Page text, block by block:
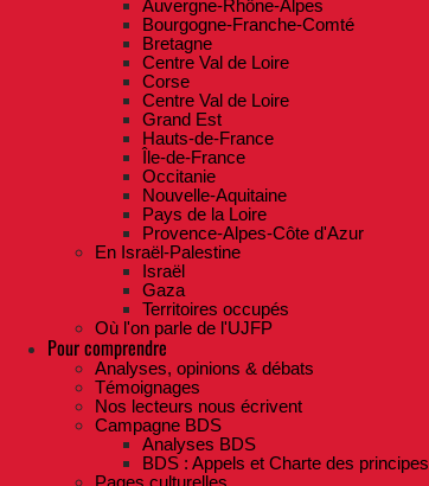
Auvergne-Rhône-Alpes
Bourgogne-Franche-Comté
Bretagne
Centre Val de Loire
Corse
Centre Val de Loire
Grand Est
Hauts-de-France
Île-de-France
Occitanie
Nouvelle-Aquitaine
Pays de la Loire
Provence-Alpes-Côte d'Azur
En Israël-Palestine
Israël
Gaza
Territoires occupés
Où l'on parle de l'UJFP
Pour comprendre
Analyses, opinions & débats
Témoignages
Nos lecteurs nous écrivent
Campagne BDS
Analyses BDS
BDS : Appels et Charte des principes